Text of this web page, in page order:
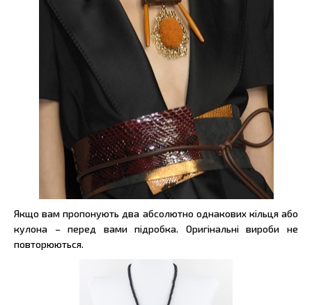
Якщо вам пропонують два абсолютно однакових кільця або
кулона – перед вами підробка. Оригінальні вироби не
повторюються.